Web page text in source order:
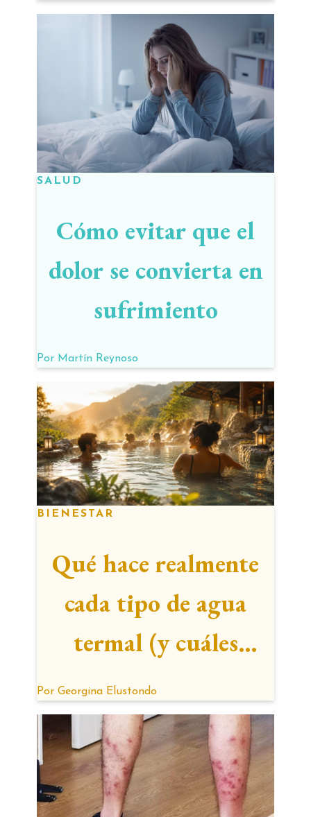
SALUD
Cómo evitar que el
dolor se convierta en
sufrimiento
Por Martín Reynoso
BIENESTAR
Qué hace realmente
cada tipo de agua
termal (y cuáles
beneficios son mito)
Por Georgina Elustondo